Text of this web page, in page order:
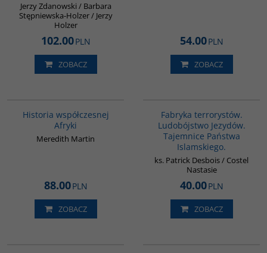
Jerzy Zdanowski / Barbara
Stępniewska-Holzer / Jerzy
Holzer
102.00PLN
ZOBACZ
54.00PLN
ZOBACZ
Historia współczesnej
Afryki
Meredith Martin
88.00PLN
ZOBACZ
Fabryka terrorystów.
Ludobójstwo Jezydów.
Tajemnice Państwa
Islamskiego.
ks. Patrick Desbois / Costel
Nastasie
40.00PLN
ZOBACZ